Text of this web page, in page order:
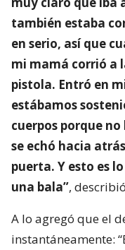
también estaba
en serio, así que
mi mamá corrió a
pistola. Entró en
estábamos
cuerpos porque
se echó hacia
puerta. Y esto es
una bala”,
A lo agregó que el
instantáneamente: